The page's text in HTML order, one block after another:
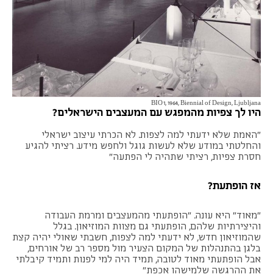
BIO 1, 1964, Biennial of Design, Ljubljana
היו לך צפיות מהמפגש עם המעצבים הישראלים?
"האמת שלא ידעתי למה לצפות. לא הכרתי עיצוב ישראלי
והחלטתי במודע שלא לעשות גוגל ולחפש מידע. רציתי להגיע
חסרת צפיות, רציתי שתהיה לי הפתעה"
אז הופתעת?
"מאוד" היא עונה. "הופתעתי מהמעצבים ומרמת העבודה
והיצירתיות שלהם, הופתעתי גם מצוות המוזיאון. בגלל
שהמוזיאון חדש, לא ידעתי למה לצפות, חשבתי שאולי יהיה קצת
בלגן בהתנהלות של המקום הצעיר מול מספר רב של אורחים,
אבל הופתעתי מאוד לטובה, תמיד היה למי לפנות ותמיד קיבלתי
את ההרגשה שלמישהו אכפת"